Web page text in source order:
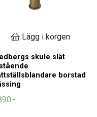
Lägg i korgen
skule slät
borstad